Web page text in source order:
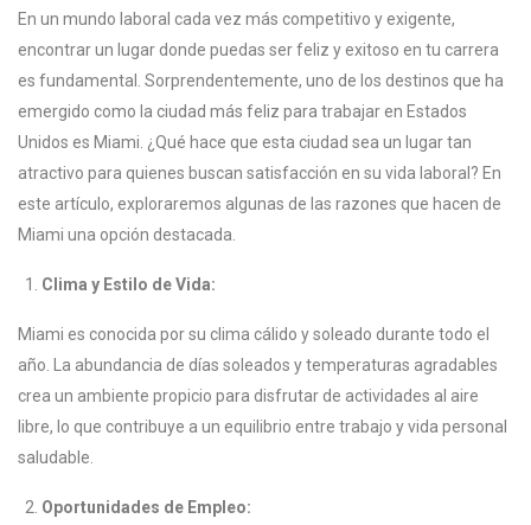
En un mundo laboral cada vez más competitivo y exigente,
encontrar un lugar donde puedas ser feliz y exitoso en tu carrera
es fundamental. Sorprendentemente, uno de los destinos que ha
emergido como la ciudad más feliz para trabajar en Estados
Unidos es Miami. ¿Qué hace que esta ciudad sea un lugar tan
atractivo para quienes buscan satisfacción en su vida laboral? En
este artículo, exploraremos algunas de las razones que hacen de
Miami una opción destacada.
Clima y Estilo de Vida:
Miami es conocida por su clima cálido y soleado durante todo el
año. La abundancia de días soleados y temperaturas agradables
crea un ambiente propicio para disfrutar de actividades al aire
libre, lo que contribuye a un equilibrio entre trabajo y vida personal
saludable.
Oportunidades de Empleo: